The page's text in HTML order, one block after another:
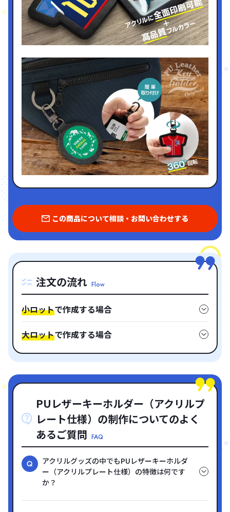
この商品について相談・お問い合わせする
注文の流れ Flow
小ロットで作成する場合
大ロットで作成する場合
PUレザーキーホルダー（アクリルプ
レート仕様）の制作についてのよく
あるご質問 FAQ
アクリルグッズの中でもPUレザーキーホルダ
ー（アクリルプレート仕様）の特徴は何です
か？